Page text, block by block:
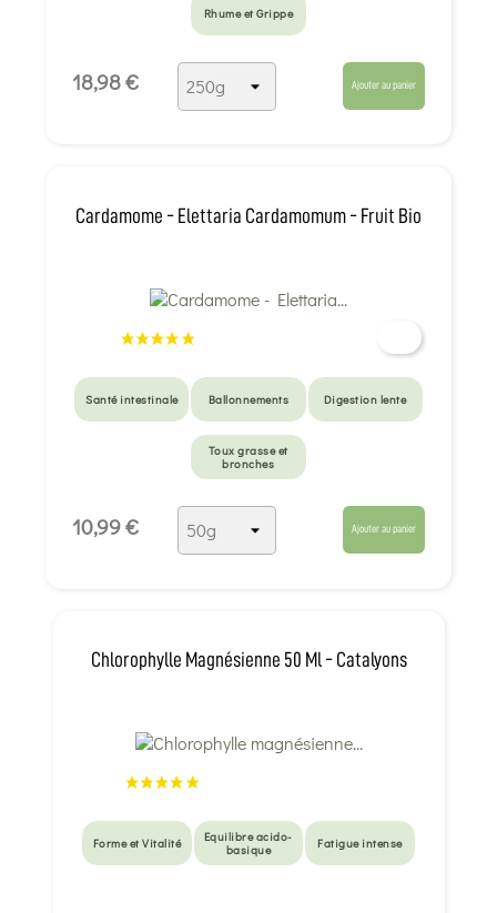
Rhume et Grippe
18,98 € Ajouter au panier
Cardamome - Elettaria Cardamomum - Fruit Bio
Santé intestinale Ballonnements Digestion lente
Toux grasse et
bronches
10,99 € Ajouter au panier
Chlorophylle Magnésienne 50 Ml - Catalyons
Forme et Vitalité
Equilibre acido-
basique
Fatigue intense